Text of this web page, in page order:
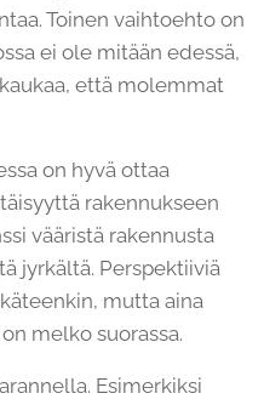
Toinen vaihtoehto on
ei ole mitään edessä,
että molemmat
on hyvä ottaa
rakennukseen
vääristä rakennusta
jyrkältä. Perspektiiviä
mutta aina
melko suorassa.
Esimerkiksi